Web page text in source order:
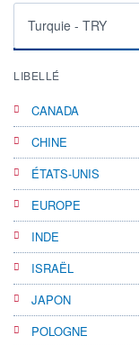
Turquie - TRY
LIBELLÉ
CANADA
CHINE
ÉTATS-UNIS
EUROPE
INDE
ISRAËL
JAPON
POLOGNE